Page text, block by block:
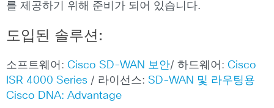
를 제공하기 위해 준비가 되어 있습니다.
도입된 솔루션:
소프트웨어: Cisco SD-WAN 보안/ 하드웨어: Cisco
ISR 4000 Series / 라이선스: SD-WAN 및 라우팅용
Cisco DNA: Advantage